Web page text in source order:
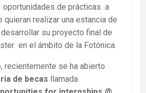
de prácticas a
quieran realizar una estancia de
su proyecto final de
en el ámbito de la Fotónica.
recientemente se ha abierto
de becas llamada